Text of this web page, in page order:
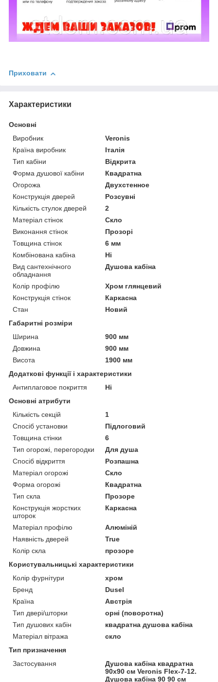
Приховати
Характеристики
Основні
Виробник
Veronis
Країна виробник
Італія
Тип кабіни
Відкрита
Форма душової кабіни
Квадратна
Огорожа
Двухстенное
Конструкція дверей
Розсувні
Кількість стулок дверей
2
Матеріал стінок
Скло
Виконання стінок
Прозорі
Товщина стінок
6 мм
Комбінована кабіна
Ні
Вид сантехнічного
обладнання
Душова кабіна
Колір профілю
Хром глянцевий
Конструкція стінок
Каркасна
Стан
Новий
Габаритні розміри
Ширина
900 мм
Довжина
900 мм
Висота
1900 мм
Додаткові функції і характеристики
Антиплаговое покриття
Ні
Основні атрибути
Кількість секцій
1
Спосіб установки
Підлоговий
Товщина стінки
6
Тип огорожі, перегородки
Для душа
Спосіб відкриття
Розпашна
Матеріал огорожі
Скло
Форма огорожі
Квадратна
Тип скла
Прозоре
Конструкція жорстких
шторок
Каркасна
Матеріал профілю
Алюміній
Наявність дверей
True
Колір скла
прозоре
Користувальницькі характеристики
Колір фурнітури
хром
Бренд
Dusel
Країна
Австрія
Тип двері/шторки
орні (поворотна)
Тип душових кабін
квадратна душова кабіна
Матеріал вітража
скло
Тип призначення
Застосування
Душова кабіна квадратна
90х90 см Veronis Flex-7-12.
Душова кабіна 90 90 см